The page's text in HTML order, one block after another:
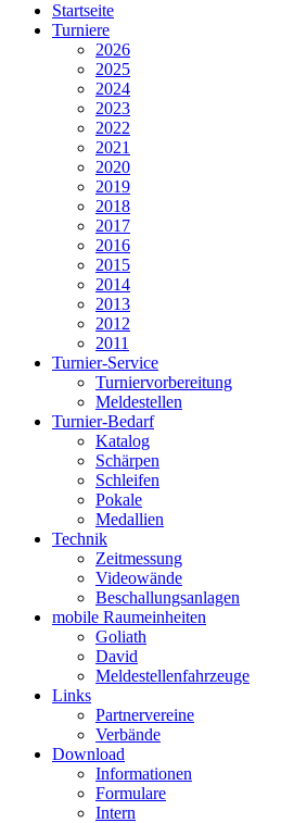
Startseite
Turniere
2026
2025
2024
2023
2022
2021
2020
2019
2018
2017
2016
2015
2014
2013
2012
2011
Turnier-Service
Turniervorbereitung
Meldestellen
Turnier-Bedarf
Katalog
Schärpen
Schleifen
Pokale
Medallien
Technik
Zeitmessung
Videowände
Beschallungsanlagen
mobile Raumeinheiten
Goliath
David
Meldestellenfahrzeuge
Links
Partnervereine
Verbände
Download
Informationen
Formulare
Intern